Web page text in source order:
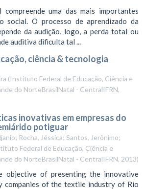
compreende uma das mais importantes
social. O processo de aprendizado da
da audição, logo, a perda total ou
auditiva dificulta tal ...
ciência & tecnologia
(Instituto Federal de Educação, Ciência e
do NorteBrasilNatal - CentralIFRN,
inovativas em empresas do
potiguar
Rocha, Jéssica; Santos, Jerônimo;
Federal de Educação, Ciência e
do NorteBrasilNatal - CentralIFRN, 2013)
objective of presenting the innovative
companies of the textile industry of Rio